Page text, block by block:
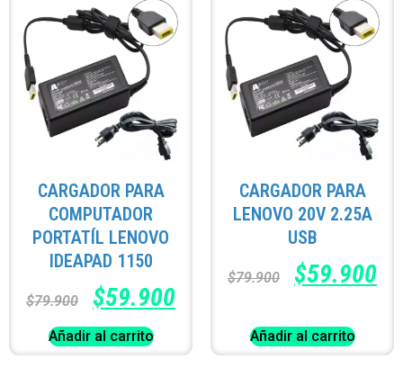
CARGADOR PARA
COMPUTADOR
PORTATÍL LENOVO
IDEAPAD 1150
$79.900 $59.900
Añadir al carrito
CARGADOR PARA
LENOVO 20V 2.25A
USB
$79.900 $59.900
Añadir al carrito